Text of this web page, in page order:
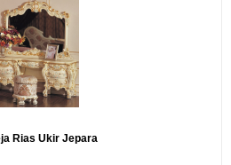
Rias Ukir Jepara